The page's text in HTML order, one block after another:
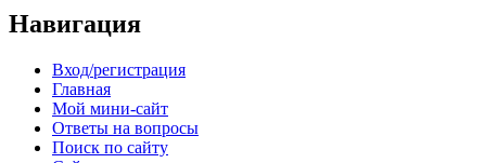
Навигация
Вход/регистрация
Главная
Мой мини-сайт
Ответы на вопросы
Поиск по сайту